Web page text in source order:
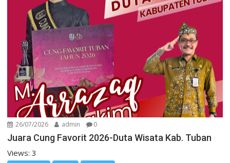
26/07/2026 admin 0
Juara Cung Favorit 2026-Duta Wisata Kab. Tuban
Views: 3